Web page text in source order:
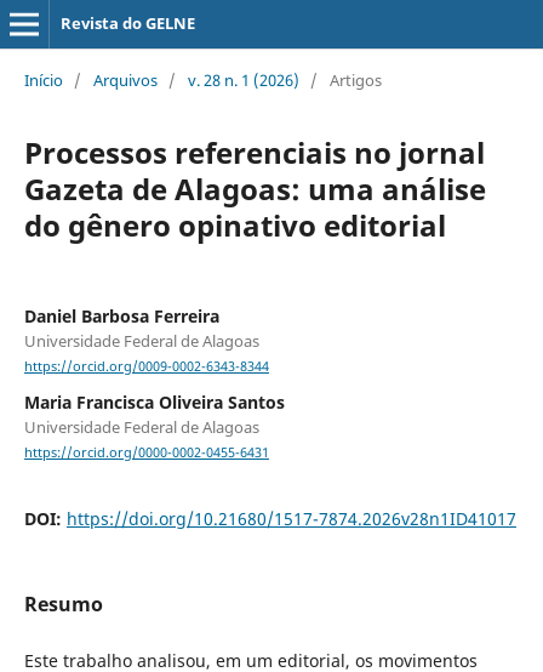
Revista do GELNE
Início / Arquivos / v. 28 n. 1 (2026) / Artigos
Processos referenciais no jornal
Gazeta de Alagoas: uma análise
do gênero opinativo editorial
Daniel Barbosa Ferreira
Universidade Federal de Alagoas
https://orcid.org/0009-0002-6343-8344
Maria Francisca Oliveira Santos
Universidade Federal de Alagoas
https://orcid.org/0000-0002-0455-6431
DOI: https://doi.org/10.21680/1517-7874.2026v28n1ID41017
Resumo
Este trabalho analisou, em um editorial, os movimentos